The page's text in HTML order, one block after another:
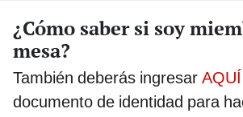
¿Cómo saber si soy
mesa?
También deberás ingresar AQUÍ
documento de identidad para